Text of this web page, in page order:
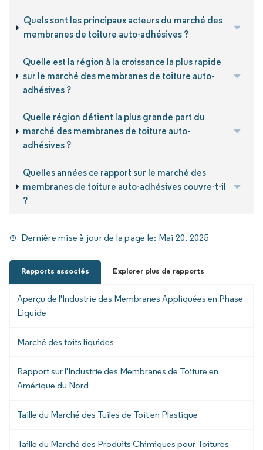
Quels sont les principaux acteurs du marché des
membranes de toiture auto-adhésives ?
Quelle est la région à la croissance la plus rapide
sur le marché des membranes de toiture auto-
adhésives ?
Quelle région détient la plus grande part du
marché des membranes de toiture auto-
adhésives ?
Quelles années ce rapport sur le marché des
membranes de toiture auto-adhésives couvre-t-il
?
Dernière mise à jour de la page le: Mai 20, 2025
Rapports associés Explorer plus de rapports
Aperçu de l'Industrie des Membranes Appliquées en Phase
Liquide
Marché des toits liquides
Rapport sur l'Industrie des Membranes de Toiture en
Amérique du Nord
Taille du Marché des Tuiles de Toit en Plastique
Taille du Marché des Produits Chimiques pour Toitures